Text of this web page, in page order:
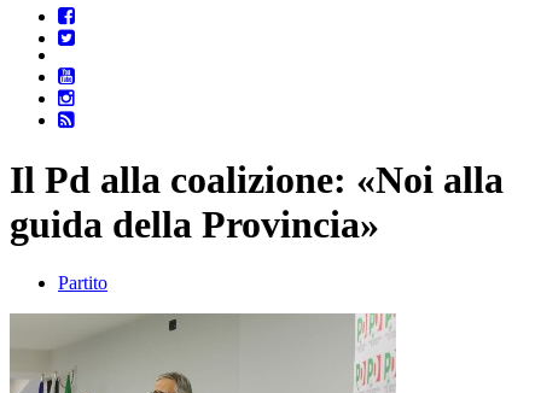
Il Pd alla coalizione: «Noi alla
guida della Provincia»
Partito